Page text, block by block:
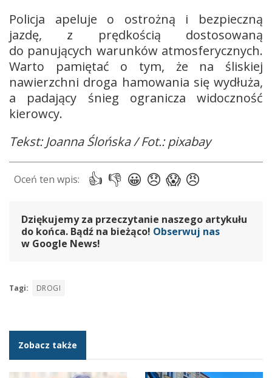
Policja apeluje o ostrożną i bezpieczną
jazdę, z prędkością dostosowaną
do panujących warunków atmosferycznych.
Warto pamiętać o tym, że na śliskiej
nawierzchni droga hamowania się wydłuża,
a padający śnieg ogranicza widoczność
kierowcy.
Tekst: Joanna Ślońska / Fot.: pixabay
Dziękujemy za przeczytanie naszego artykułu
do końca. Bądź na bieżąco! Obserwuj nas
w Google News!
Tagi: DROGI
Zobacz także